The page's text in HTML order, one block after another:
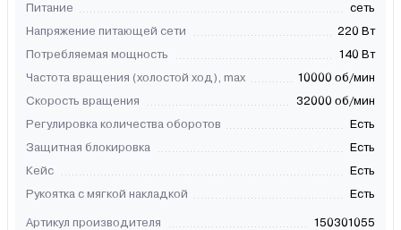
Питание
сеть
Напряжение питающей сети
220 Вт
Потребляемая мощность
140 Вт
Частота вращения (холостой ход), max
10000 об/мин
Скорость вращения
32000 об/мин
Регулировка количества оборотов
Есть
Защитная блокировка
Есть
Кейс
Есть
Рукоятка с мягкой накладкой
Есть
Артикул производителя 150301055